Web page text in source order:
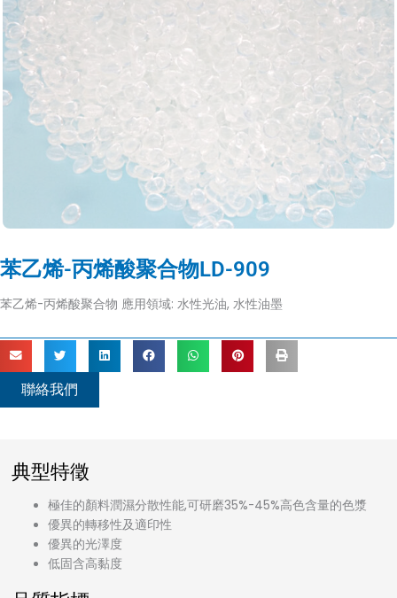
苯乙烯-丙烯酸聚合物LD-909
苯乙烯-丙烯酸聚合物 應用領域: 水性光油, 水性油墨
聯絡我們
典型特徵
極佳的顏料潤濕分散性能,可研磨35%-45%高色含量的色漿
優異的轉移性及適印性
優異的光澤度
低固含高黏度